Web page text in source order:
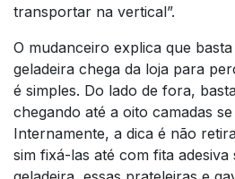
transportar na vertical”.
O mudanceiro explica que
geladeira chega da loja para
é simples. Do lado de fora,
chegando até a oito camadas
Internamente, a dica é não
sim fixá-las até com fita